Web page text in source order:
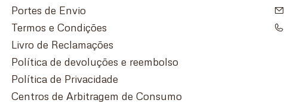
Portes de Envio
Termos e Condições
Livro de Reclamações
Política de devoluções e reembolso
Política de Privacidade
Centros de Arbitragem de Consumo